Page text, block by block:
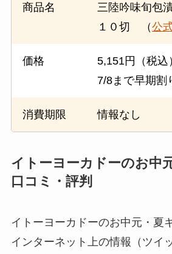
商品名
三陸吟味旬
１０切 （公
価格
5,151円（税込
7/8まで早期割
消費期限 情報なし
イトーヨーカドーのお中
口コミ・評判
イトーヨーカドーのお中元・夏
インターネット上の情報（ツイ